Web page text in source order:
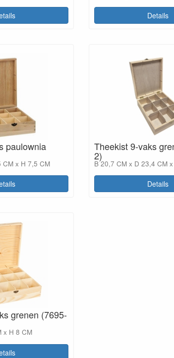
Details
paulownia
CM x H 7,5 CM
Theekist 9-vaks
2)
B 20,7 CM x D 23,4 CM
Details
grenen (7695-
x H 8 CM